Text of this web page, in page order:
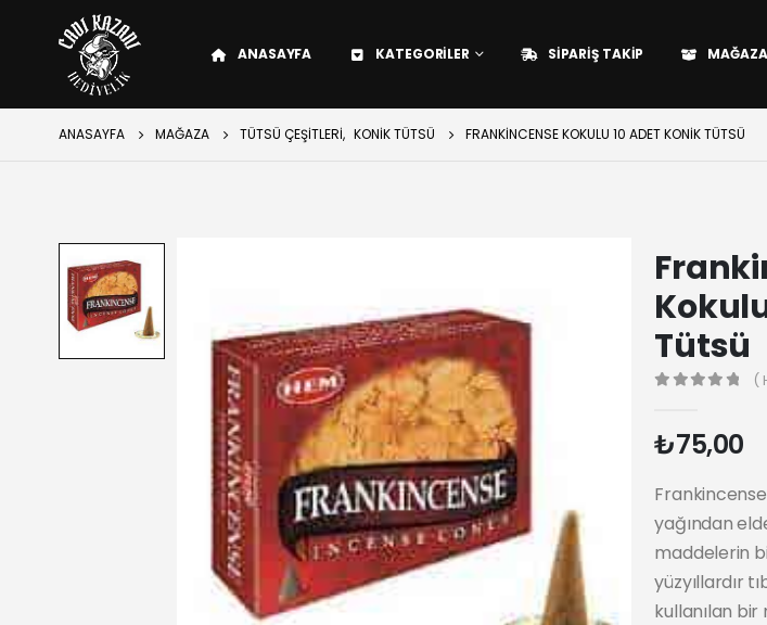
ANASAYFA KATEGORILER SIPARIŞ TAKIP
ANASAYFA MAĞAZA TÜTSÜ ÇEŞITLERI, KONIK TÜTSÜ FRANKINCENSE KOKULU 10 ADET KONIK TÜTSÜ
Tütsü
(
₺75,00
yağından
maddelerin
yüzyıllardır
kullanılan